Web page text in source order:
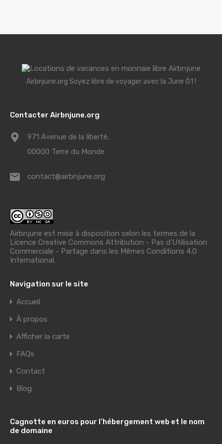
Airbnjune.org Soyez libre de voyager avec la June Ğ1 !
Contacter Airbnjune.org
971 Avenue de la liberté,
00000 Terre du Monde
contact@airbnjune.org
Airbnjune est mise à disposition selon les termes de la
Licence Creative Commons Attribution - Pas d’Utilisation
Commerciale - Partage dans les Mêmes Conditions 4.0
International.
Navigation sur le site
Accueil
À propos
Afficher la carte
FAQs
Contact
Blog
Cagnotte en euros pour l’hébergement web et le nom
de domaine